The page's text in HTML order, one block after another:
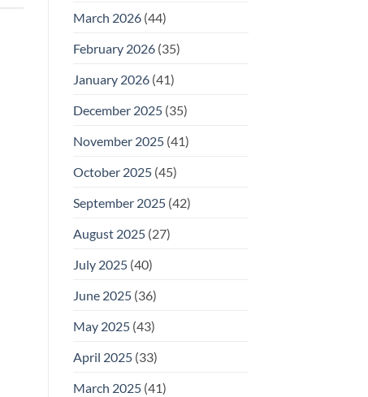
March 2026(44)
February 2026(35)
January 2026(41)
December 2025(35)
November 2025(41)
October 2025(45)
September 2025(42)
August 2025(27)
July 2025(40)
June 2025(36)
May 2025(43)
April 2025(33)
March 2025(41)